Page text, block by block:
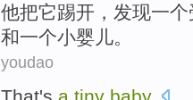
他把它踢开，发现一
和一个小婴儿。
youdao
That's a tiny baby.